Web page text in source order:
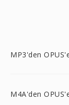
MP3'den
M4A'den